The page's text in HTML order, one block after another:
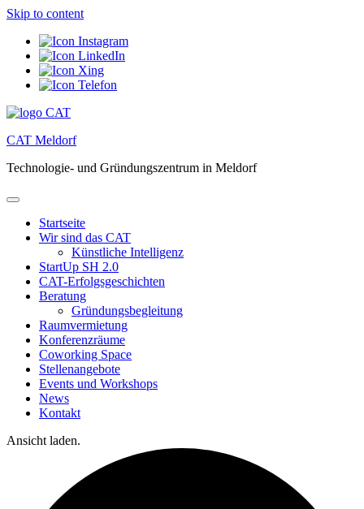
Skip to content
CAT Meldorf
Technologie- und Gründungszentrum in Meldorf
Startseite
Wir sind das CAT
Künstliche Intelligenz
StartUp SH 2.0
CAT-Erfolgsgeschichten
Beratung
Gründungsbegleitung
Raumvermietung
Konferenzräume
Coworking Space
Stellenangebote
Events und Workshops
News
Kontakt
Ansicht laden.